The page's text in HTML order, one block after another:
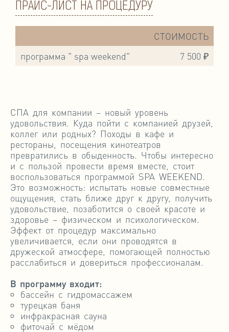
ПРАЙС-ЛИСТ НА ПРОЦЕДУРУ
СТОИМОСТЬ
программа " spa weekend"
7 500 ₽
СПА для компании – новый уровень
удовольствия. Куда пойти с компанией друзей,
коллег или родных? Походы в кафе и
рестораны, посещения кинотеатров
превратились в обыденность. Чтобы интересно
и с пользой провести время вместе, стоит
воспользоваться программой SPA WEEKEND.
Это возможность: испытать новые совместные
ощущения, стать ближе друг к другу, получить
удовольствие, позаботится о своей красоте и
здоровье – физическом и психологическом.
Эффект от процедур максимально
увеличивается, если они проводятся в
дружеской атмосфере, помогающей полностью
расслабиться и довериться профессионалам.
В программу входит:
бассейн с гидромассажем
турецкая баня
инфракрасная сауна
фиточай с мёдом